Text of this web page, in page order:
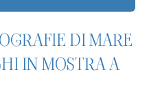
DI MARE
IN MOSTRA A